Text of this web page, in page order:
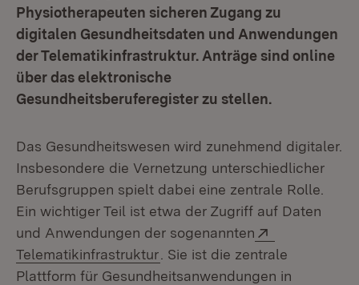
Physiotherapeuten sicheren Zugang zu
digitalen Gesundheitsdaten und Anwendungen
der Telematikinfrastruktur. Anträge sind online
über das elektronische
Gesundheitsberuferegister zu stellen.
Das Gesundheitswesen wird zunehmend digitaler.
Insbesondere die Vernetzung unterschiedlicher
Berufsgruppen spielt dabei eine zentrale Rolle.
Ein wichtiger Teil ist etwa der Zugriff auf Daten
und Anwendungen der sogenannten
Telematikinfrastruktur (Öffnet in neuem Fenster)
. Sie ist die zentrale
Plattform für Gesundheitsanwendungen in